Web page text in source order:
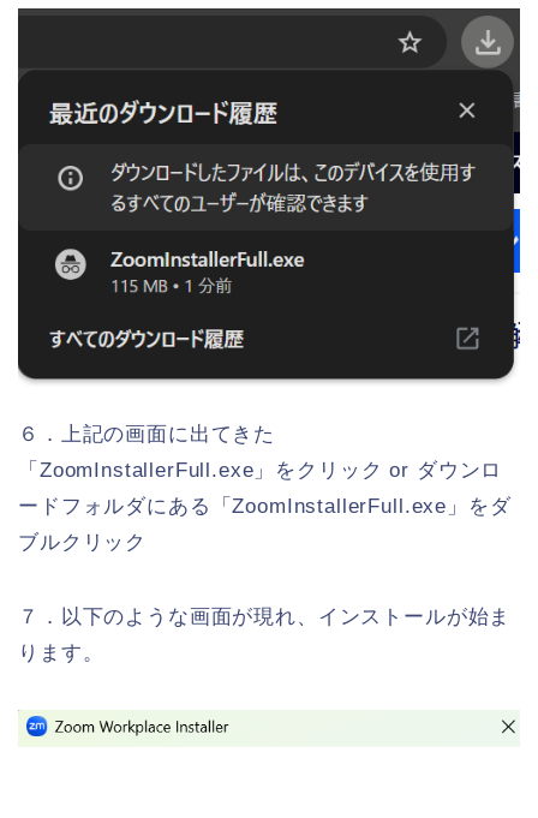
６．上記の画面に出てきた
「ZoomInstallerFull.exe」をクリック or ダウンロ
ードフォルダにある「ZoomInstallerFull.exe」をダ
ブルクリック
７．以下のような画面が現れ、インストールが始ま
ります。